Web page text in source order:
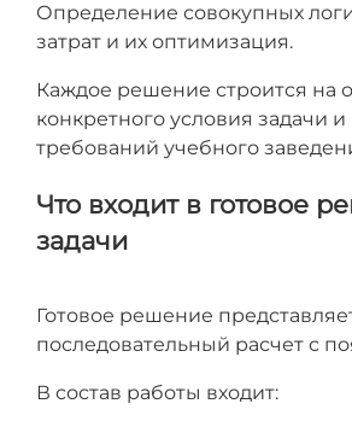
Определение совокупных
затрат и их оптимизация.
Каждое решение строится на
конкретного условия задачи
требований учебного
Что входит в готовое
задачи
Готовое решение
последовательный расчет с
В состав работы входит: